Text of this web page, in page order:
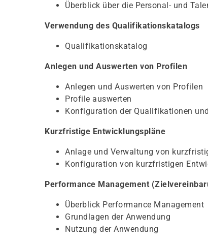
Überblick über die Personal- und
Verwendung des Qualifikationskatalogs
Qualifikationskatalog
Anlegen und Auswerten von Profilen
Anlegen und Auswerten von Profilen
Profile auswerten
Konfiguration der Qualifikationen
Kurzfristige Entwicklungspläne
Anlage und Verwaltung von
Konfiguration von kurzfristigen
Performance Management
Überblick Performance Management
Grundlagen der Anwendung
Nutzung der Anwendung